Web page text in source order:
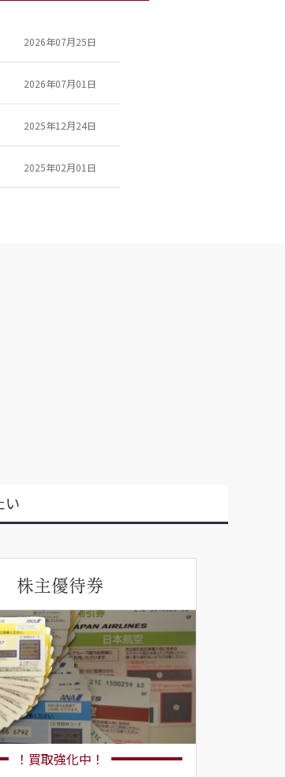
2026年07月25日
2026年07月01日
2025年12月24日
2025年02月01日
い
株主優待券
！買取強化中！